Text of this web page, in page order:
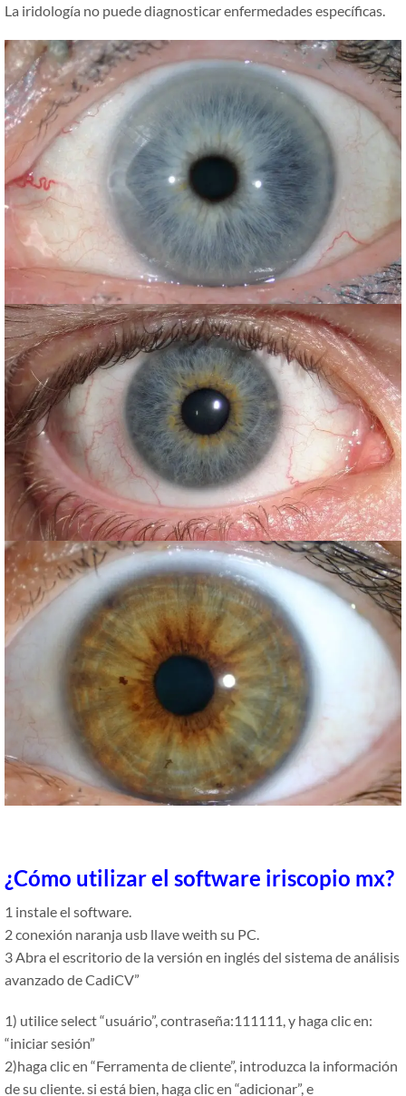
La iridología no puede diagnosticar enfermedades específicas.
¿Cómo utilizar el software iriscopio mx?
1 instale el software.
2 conexión naranja usb llave weith su PC.
3 Abra el escritorio de la versión en inglés del sistema de análisis
avanzado de CadiCV”
1) utilice select“usuário”, contraseña:111111, y haga clic en:
“iniciar sesión”
2)haga clic en “Ferramenta de cliente”, introduzca la información
de su cliente. si está bien, haga clic en “adicionar”, e